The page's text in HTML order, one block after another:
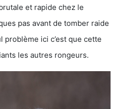
et rapide chez le
pas avant de tomber raide
problème ici c’est que cette
les autres rongeurs.